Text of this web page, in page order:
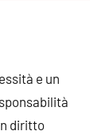
e un
diritto